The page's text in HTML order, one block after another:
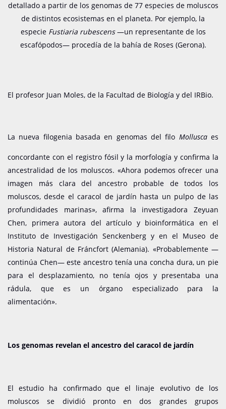
detallado a partir de los genomas de 77 especies de moluscos
de distintos ecosistemas en el planeta. Por ejemplo, la
especie Fustiaria rubescens —un representante de los
escafópodos— procedía de la bahía de Roses (Gerona).
El profesor Juan Moles, de la Facultad de Biología y del IRBio.
La nueva filogenia basada en genomas del filo Mollusca es
concordante con el registro fósil y la morfología y confirma la
ancestralidad de los moluscos. «Ahora podemos ofrecer una
imagen más clara del ancestro probable de todos los
moluscos, desde el caracol de jardín hasta un pulpo de las
profundidades marinas», afirma la investigadora Zeyuan
Chen, primera autora del artículo y bioinformática en el
Instituto de Investigación Senckenberg y en el Museo de
Historia Natural de Fráncfort (Alemania). «Probablemente —
continúa Chen— este ancestro tenía una concha dura, un pie
para el desplazamiento, no tenía ojos y presentaba una
rádula, que es un órgano especializado para la
alimentación».
Los genomas revelan el ancestro del caracol de jardín
El estudio ha confirmado que el linaje evolutivo de los
moluscos se dividió pronto en dos grandes grupos